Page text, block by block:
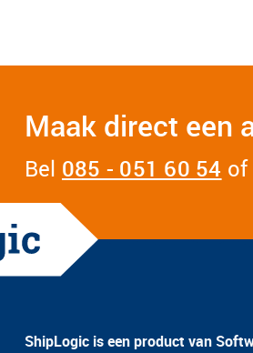
Maak direct een
Bel 085 - 051 60 54 of
ShipLogic is een product van